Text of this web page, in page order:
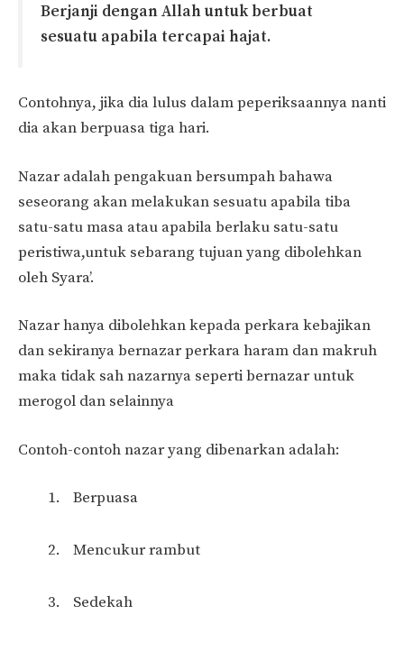
Berjanji dengan Allah untuk berbuat
sesuatu apabila tercapai hajat.
Contohnya, jika dia lulus dalam peperiksaannya nanti
dia akan berpuasa tiga hari.
Nazar adalah pengakuan bersumpah bahawa
seseorang akan melakukan sesuatu apabila tiba
satu-satu masa atau apabila berlaku satu-satu
peristiwa,untuk sebarang tujuan yang dibolehkan
oleh Syara’.
Nazar hanya dibolehkan kepada perkara kebajikan
dan sekiranya bernazar perkara haram dan makruh
maka tidak sah nazarnya seperti bernazar untuk
merogol dan selainnya
Contoh-contoh nazar yang dibenarkan adalah:
Berpuasa
Mencukur rambut
Sedekah